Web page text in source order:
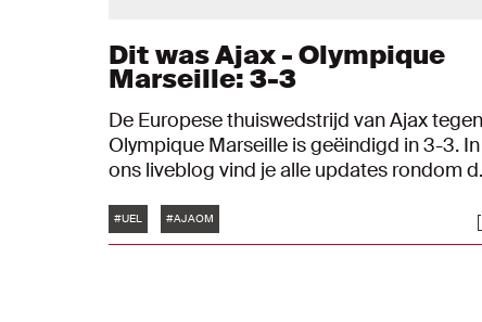
Dit was Ajax - Olympique
Marseille: 3-3
De Europese thuiswedstrijd van Ajax tegen
Olympique Marseille is geëindigd in 3-3. In
ons liveblog vind je alle updates rondom
Tags
#UEL #AJAOM